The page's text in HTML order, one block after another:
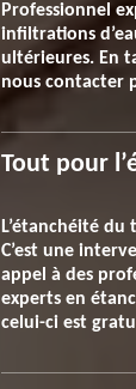
Professionnel
infiltrations
ultérieures. En
nous contacter
Tout pour
L’étanchéité
C’est une
appel à des
experts en
celui-ci est